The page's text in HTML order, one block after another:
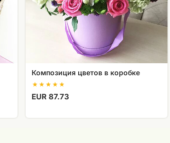
Композиция цветов в коробке
EUR 87.73